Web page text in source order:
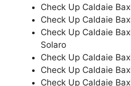
Check Up Caldaie
Check Up Caldaie
Check Up Caldaie
Solaro
Check Up Caldaie
Check Up Caldaie
Check Up Caldaie